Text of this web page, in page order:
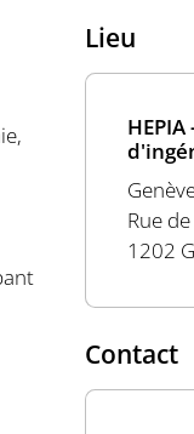
Lieu
Rue
1202
Contact